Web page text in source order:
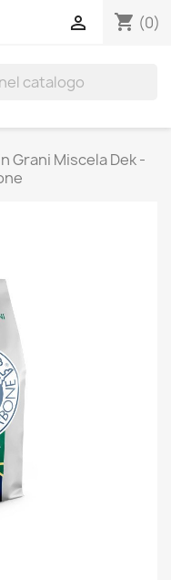
shopping_cart (0)

Grani Miscela Dek -